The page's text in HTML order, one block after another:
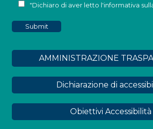
"Dichiaro di aver letto l'informativa
AMMINISTRAZIONE
Dichiarazione di
Obiettivi Accessibilità